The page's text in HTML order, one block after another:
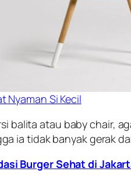
Nyaman Si Kecil
balita atau baby chair,
ia tidak banyak gerak
Burger Sehat di